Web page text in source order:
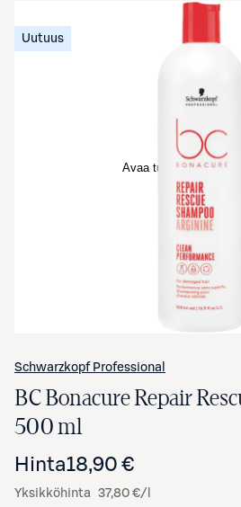
Avaa tuotekuva
Uutuus
Schwarzkopf Professional
BC Bonacure Repair
500 ml
Hinta18,90 €
Yksikköhinta 37,80 €/l